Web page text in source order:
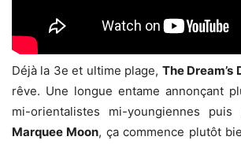
Déjà la 3e et ultime plage, The Dream’s
rêve. Une longue entame annonçant
mi-orientalistes mi-youngiennes
Marquee Moon, ça commence plutôt